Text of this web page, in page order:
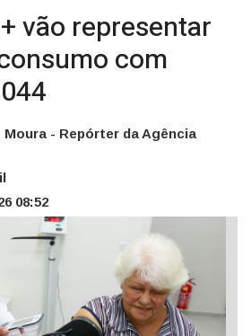
vão representar
com
- Repórter da Agência
08:52